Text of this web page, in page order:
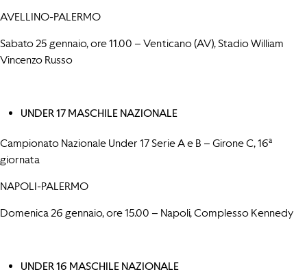
AVELLINO-PALERMO
Sabato 25 gennaio, ore 11.00 – Venticano (AV), Stadio William
Vincenzo Russo
UNDER 17 MASCHILE NAZIONALE
Campionato Nazionale Under 17 Serie A e B – Girone C, 16ª
giornata
NAPOLI-PALERMO
Domenica 26 gennaio, ore 15.00 – Napoli, Complesso Kennedy
UNDER 16 MASCHILE NAZIONALE